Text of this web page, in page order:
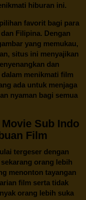
hiburan ini.
favorit bagi para
Filipina. Dengan
yang memukau,
situs ini menyajikan
dan
menikmati film
ada untuk menjaga
nyaman bagi semua
Sub Indo
Film
tergeser dengan
orang lebih
menonton tayangan
film serta tidak
orang lebih suka